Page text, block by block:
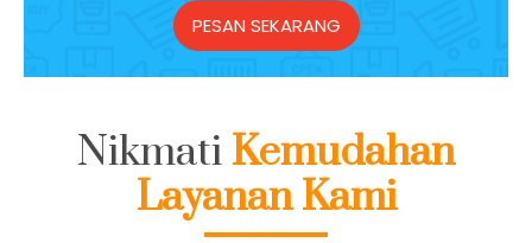
Promo Paket Hemat Jangan Sampai
Ketinggalan